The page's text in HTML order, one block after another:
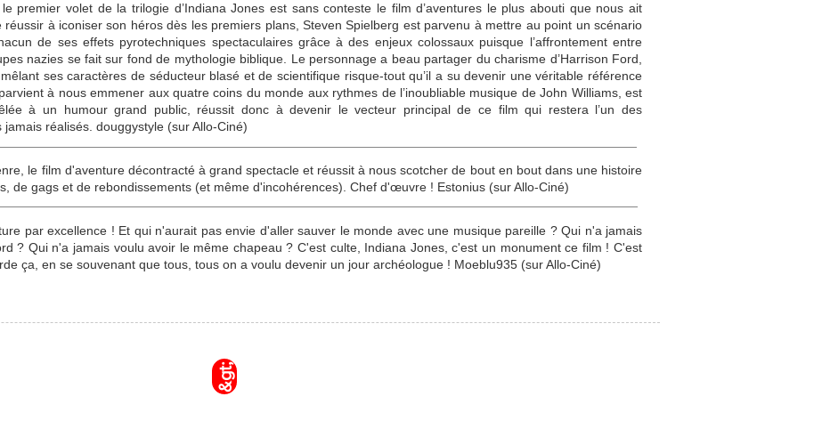
premier volet de la trilogie d’Indiana Jones est sans conteste le film d’aventures le plus abouti que nous ait
à iconiser son héros dès les premiers plans, Steven Spielberg est parvenu à mettre au point un scénario
de ses effets pyrotechniques spectaculaires grâce à des enjeux colossaux puisque l’affrontement entre
nazies se fait sur fond de mythologie biblique. Le personnage a beau partager du charisme d’Harrison Ford,
ses caractères de séducteur blasé et de scientifique risque-tout qu’il a su devenir une véritable référence
à nous emmener aux quatre coins du monde aux rythmes de l’inoubliable musique de John Williams, est
à un humour grand public, réussit donc à devenir le vecteur principal de ce film qui restera l’un des
réalisés. douggystyle (sur Allo-Ciné)
le film d'aventure décontracté à grand spectacle et réussit à nous scotcher de bout en bout dans une histoire
de gags et de rebondissements (et même d'incohérences). Chef d'œuvre ! Estonius (sur Allo-Ciné)
par excellence ! Et qui n'aurait pas envie d'aller sauver le monde avec une musique pareille ? Qui n'a jamais
? Qui n'a jamais voulu avoir le même chapeau ? C'est culte, Indiana Jones, c'est un monument ce film ! C'est
ça, en se souvenant que tous, tous on a voulu devenir un jour archéologue ! Moeblu935 (sur Allo-Ciné)
&gt;